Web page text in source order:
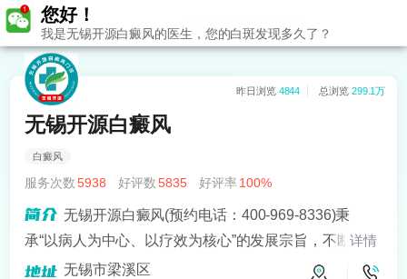
您好！
我是无锡开源白癜风的医生，您的白斑发现多久了？
无锡开源白癜风
昨日浏览 4844 总浏览 299.1万
无锡开源白癜风
白癜风
服务次数 5938 好评数 5835 好评率 100%
无锡开源白癜风(预约电话：400-969-8336)秉
承“以病人为中心、以疗效为核心”的发展宗旨，不断引进
人才、设备，立志以优质化的服务品质和医疗水平倾力
详情
无锡市梁溪区